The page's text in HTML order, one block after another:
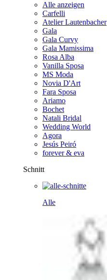
Alle anzeigen
Carfelli
Atelier Lautenbacher
Gala
Gala Curvy
Gala Mamissima
Rosa Alba
Vanilla Sposa
MS Moda
Novia D'Art
Fara Sposa
Ariamo
Bochet
Natali Bridal
Wedding World
Agora
Jesús Peiró
forever & eva
Schnitt
Alle